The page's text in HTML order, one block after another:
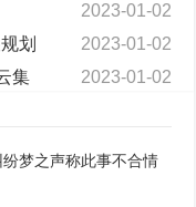
2023-01-02
划
2023-01-02
集
2023-01-02
纷梦之声称此事不合情